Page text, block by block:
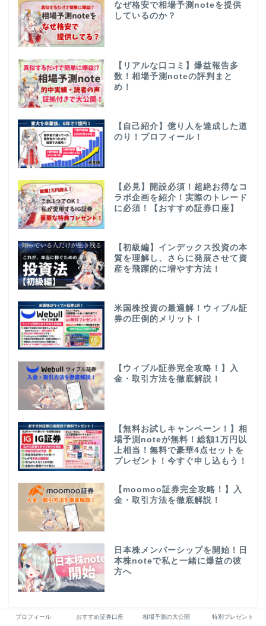
なぜ格安で相場予測noteを提供
しているのか？
【リアルな口コミ】爆益報告多
数！相場予測noteの評判まと
め！
【自己紹介】億り人を達成した道
のり！プロフィール！
【必見】開設必須！超絶お得なコ
ラボ企画を紹介！実際のトレード
に必須！【おすすめ証券口座】
【初級編】インデックス投資の本
質を理解し、さらに発展させて資
産を飛躍的に増やす方法！
米国株投資の最適解！ウィブル証
券の圧倒的メリット！
【ウィブル証券完全攻略！】入
金・取引方法を徹底解説！
【無料お試しキャンペーン！】相
場予測noteが無料！総額1万円以
上相当！無料で豪華4点セットを
プレゼント！今すぐ申し込もう！
【moomoo証券完全攻略！】入
金・取引方法を徹底解説！
日本株メンバーシップを開始！日
本株noteで私と一緒に爆益の彼
方へ
プロフィール おすすめ証券口座 相場予測の大公開 特別プレゼント